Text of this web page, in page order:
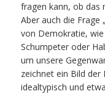
fragen kann, ob das
Aber auch die Frage
von Demokratie,
Schumpeter oder
um unsere
zeichnet ein Bild
idealtypisch und